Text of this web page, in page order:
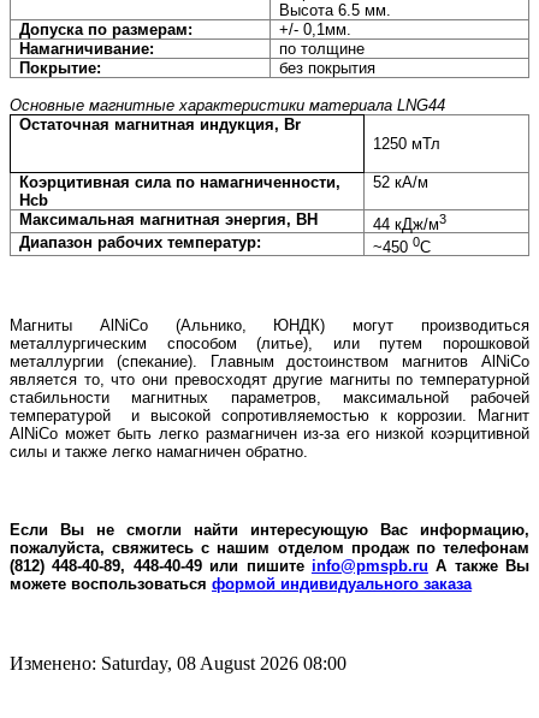
Высота 6.5 мм.
Допуска по размерам:
+/- 0,1мм.
Намагничивание:
по толщине
Покрытие:
без покрытия
Основные магнитные характеристики материала LNG44
Остаточная магнитная индукция, Br
1250 мТл
Коэрцитивная сила по намагниченности,
Hcb
52 кА/м
Максимальная магнитная энергия, BH 44 кДж/м3
Диапазон рабочих температур: ~4500С
Магниты AlNiCo (Альнико, ЮНДК) могут производиться
металлургическим способом (литье), или путем порошковой
металлургии (спекание). Главным достоинством магнитов AlNiCo
является то, что они превосходят другие магниты по температурной
стабильности магнитных параметров, максимальной рабочей
температурой и высокой сопротивляемостью к коррозии. Магнит
AlNiCo может быть легко размагничен из-за его низкой коэрцитивной
силы и также легко намагничен обратно.
Если Вы не смогли найти интересующую Вас информацию,
пожалуйста, свяжитесь с нашим отделом продаж по телефонам
(812) 448-40-89, 448-40-49 или пишите info@pmspb.ru А также Вы
можете воспользоваться формой индивидуального заказа
Изменено: Saturday, 08 August 2026 08:00